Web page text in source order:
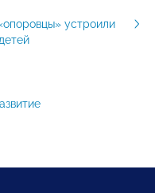
устроили